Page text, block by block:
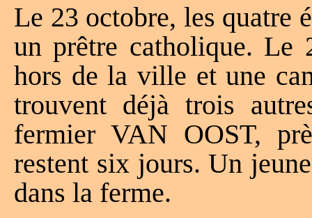
Le 23 octobre, les quatre
un prêtre catholique. Le
hors de la ville et une
trouvent déjà trois
fermier VAN OOST,
restent six jours. Un
dans la ferme.